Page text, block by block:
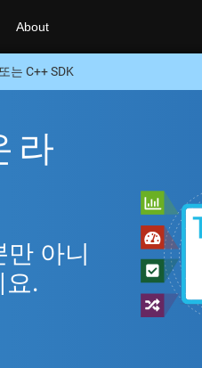
About
는 C++ SDK
라
아니
.